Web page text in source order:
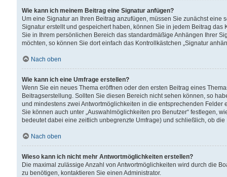
Wie kann ich meinem Beitrag eine Signatur anfügen?
Um eine Signatur an Ihren Beitrag anzufügen, müssen Sie zunächst
Signatur erstellt und gespeichert haben, können Sie in jedem Beitrag
Sie in Ihrem persönlichen Bereich das standardmäßige Anhängen Ihrer
möchten, so können Sie dort einfach das Kontrollkästchen „Signatur
Nach oben
Wie kann ich eine Umfrage erstellen?
Wenn Sie ein neues Thema eröffnen oder den ersten Beitrag eines
Beitragserstellung. Sollten Sie diesen Bereich nicht sehen können, so
und mindestens zwei Antwortmöglichkeiten in die entsprechenden
Sie können auch unter „Auswahlmöglichkeiten pro Benutzer“ festlegen,
bedeutet dabei eine zeitlich unbegrenzte Umfrage) und schließlich, ob
Nach oben
Wieso kann ich nicht mehr Antwortmöglichkeiten erstellen?
Die maximal zulässige Anzahl von Antwortmöglichkeiten wird durch die
zu benötigen, kontaktieren Sie einen Administrator.